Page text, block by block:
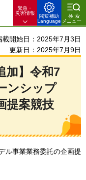
緊急・
災害情報
閲覧補助
Language
検索
メニュー
載開始日：2025年7月3日
更新日：2025年7月9日
加】令和7
ンシップ
提案競技
ル事業業務委託の企画提